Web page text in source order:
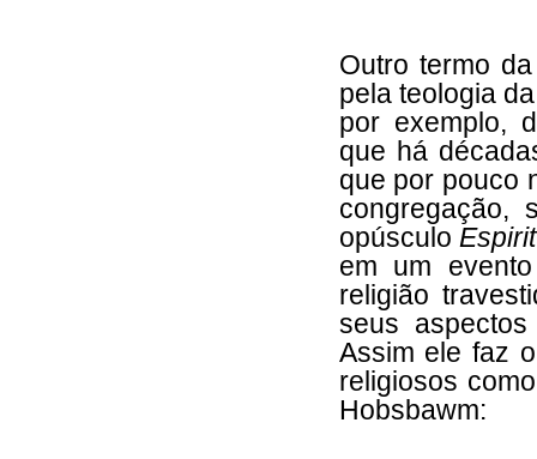
Outro termo
pela teologia
por exemplo,
que há
que por pouco
opúsculo
em um
religião
seus
Assim ele faz
religiosos
Hobsbawm: